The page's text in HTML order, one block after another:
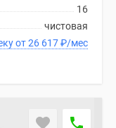
16
чистовая
В ипотеку от 26 617₽/мес